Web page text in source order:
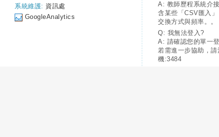
系統維護: 資訊處
GoogleAnalytics
A: 教師歷程系統介
含某些「CSV匯入
交換方式與頻率。。
Q: 我無法登入?
A: 請確認您的單一
若需進一步協助，
機:3484